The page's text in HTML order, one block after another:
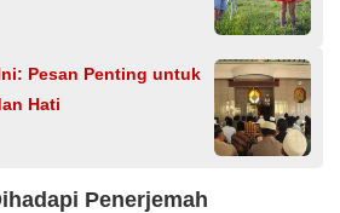
Pesan Penting untuk
Hati
Penerjemah